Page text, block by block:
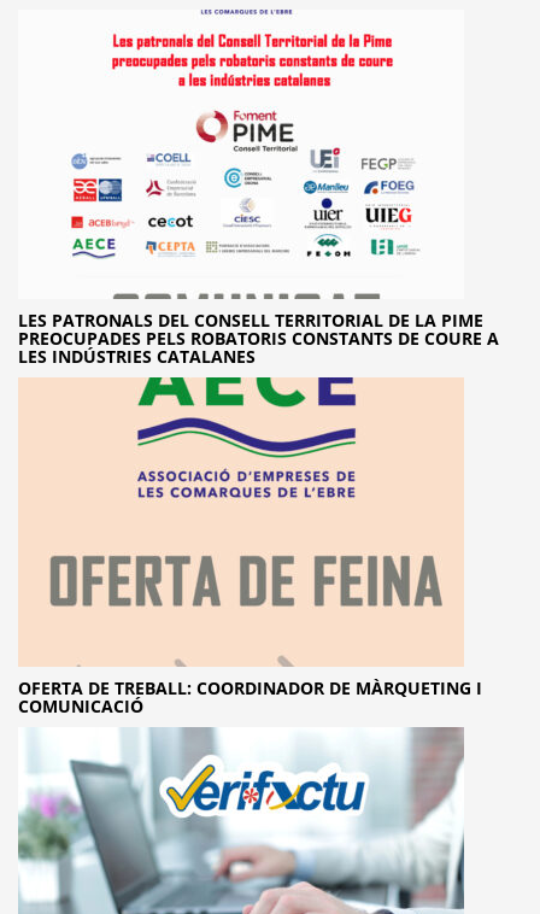
LES PATRONALS DEL CONSELL TERRITORIAL DE LA PIME
PREOCUPADES PELS ROBATORIS CONSTANTS DE COURE A
LES INDÚSTRIES CATALANES
OFERTA DE TREBALL: COORDINADOR DE MÀRQUETING I
COMUNICACIÓ